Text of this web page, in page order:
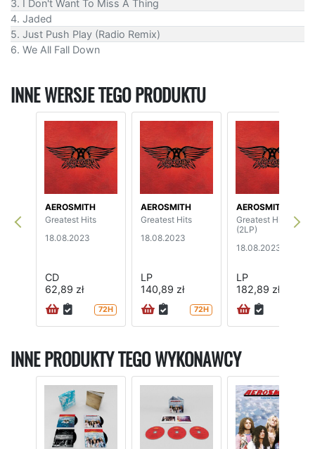
3. I Don't Want To Miss A Thing
4. Jaded
5. Just Push Play (Radio Remix)
6. We All Fall Down
INNE WERSJE TEGO PRODUKTU
AEROSMITH
Greatest Hits
18.08.2023
CD
62,89 zł
72H
AEROSMITH
Greatest Hits
18.08.2023
LP
140,89 zł
72H
AEROSMITH
Greatest Hits
(2LP)
18.08.2023
LP
182,89 zł
INNE PRODUKTY TEGO WYKONAWCY